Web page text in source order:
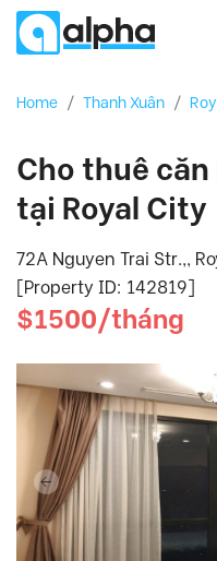
Home / Thanh Xuân /
Cho thuê
tại Royal City
72A Nguyen Trai Str.,,
[Property ID: 142819]
$1500/tháng